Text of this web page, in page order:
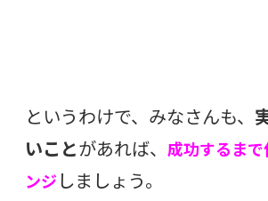
というわけで、みなさんも、
いことがあれば、 成功するま
ンジ しましょう。